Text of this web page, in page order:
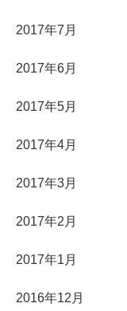
2017年7月
2017年6月
2017年5月
2017年4月
2017年3月
2017年2月
2017年1月
2016年12月